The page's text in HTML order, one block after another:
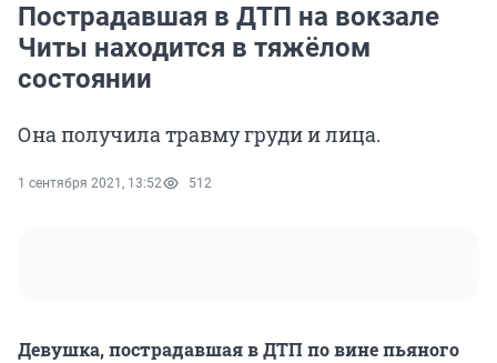
Пострадавшая в ДТП на вокзале
Читы находится в тяжёлом
состоянии
Она получила травму груди и лица.
1 сентября 2021, 13:52 512
Девушка, пострадавшая в ДТП по вине пьяного